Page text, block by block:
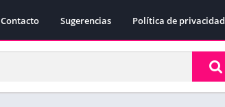
Contacto Sugerencias Política de privacidad